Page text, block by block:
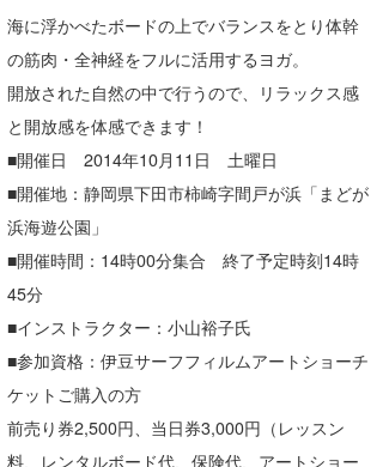
海に浮かべたボードの上でバランスをとり体幹
の筋肉・全神経をフルに活用するヨガ。
開放された自然の中で行うので、リラックス感
と開放感を体感できます！
■開催日 2014年10月11日 土曜日
■開催地：静岡県下田市柿崎字間戸が浜「まどが
浜海遊公園」
■開催時間：14時00分集合 終了予定時刻14時
45分
■インストラクター：小山裕子氏
■参加資格：伊豆サーフフィルムアートショーチ
ケットご購入の方
前売り券2,500円、当日券3,000円（レッスン
料、レンタルボード代、保険代、アートショー